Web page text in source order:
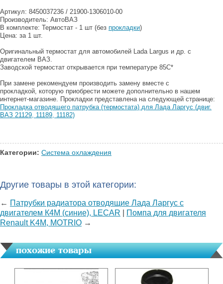
Артикул: 8450037236 / 21900-1306010-00
Производитель: АвтоВАЗ
В комплекте: Термостат - 1 шт (без прокладки)
Цена: за 1 шт.
Оригинальный термостат для автомобилей Lada Largus и др. с
двигателем ВАЗ.
Заводской термостат открывается при температуре 85C*
При замене рекомендуем производить замену вместе с
прокладкой, которую приобрести можете дополнительно в нашем
интернет-магазине. Прокладки представлена на следующей странице:
Прокладка отводящего патрубка (термостата) для Лада Ларгус (двиг.
ВАЗ 21129, 11189, 11182)
Категории: Система охлаждения
Другие товары в этой категории:
← Патрубки радиатора отводящие Лада Ларгус с
двигателем К4М (синие), LECAR
Помпа для двигателя
Renault K4M, MOTRIO →
похожие товары